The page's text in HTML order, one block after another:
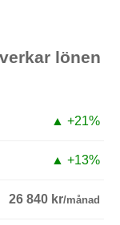
lönen
▲ +21%
▲ +13%
26 840 kr/månad